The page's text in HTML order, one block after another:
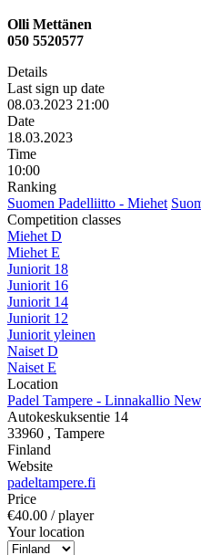
Olli Mettänen
050 5520577
Details
Last sign up date
08.03.2023 21:00
Date
18.03.2023
Time
10:00
Ranking
Suomen Padelliitto - Miehet
Competition classes
Miehet D
Miehet E
Juniorit 18
Juniorit 16
Juniorit 14
Juniorit 12
Juniorit yleinen
Naiset D
Naiset E
Location
Padel Tampere - Linnakallio New
Autokeskuksentie 14
33960 , Tampere
Finland
Website
padeltampere.fi
Price
€40.00 / player
Your location